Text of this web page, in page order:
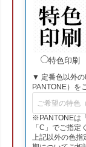
特色印刷
▼ 定番色以外の
PANTONE）を
※PANTONEは
「C」でご指定
上記以外の色指